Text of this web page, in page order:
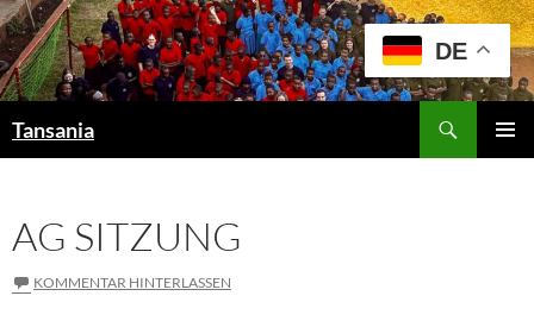
Zum
Inhalt
springen
Tansania
AG SITZUNG
KOMMENTAR HINTERLASSEN
DE